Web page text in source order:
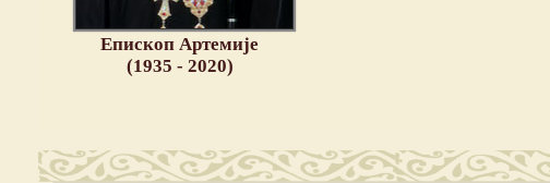
Епископ Артемије
(1935 - 2020)